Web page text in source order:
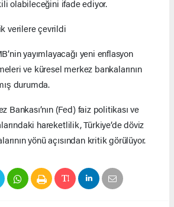
olabileceğini ifade ediyor.
verilere çevrildi
yayımlayacağı yeni enflasyon
ve küresel merkez bankalarının
durumda.
Bankası’nın (Fed) faiz politikası ve
hareketlilik, Türkiye’de döviz
yönü açısından kritik görülüyor.